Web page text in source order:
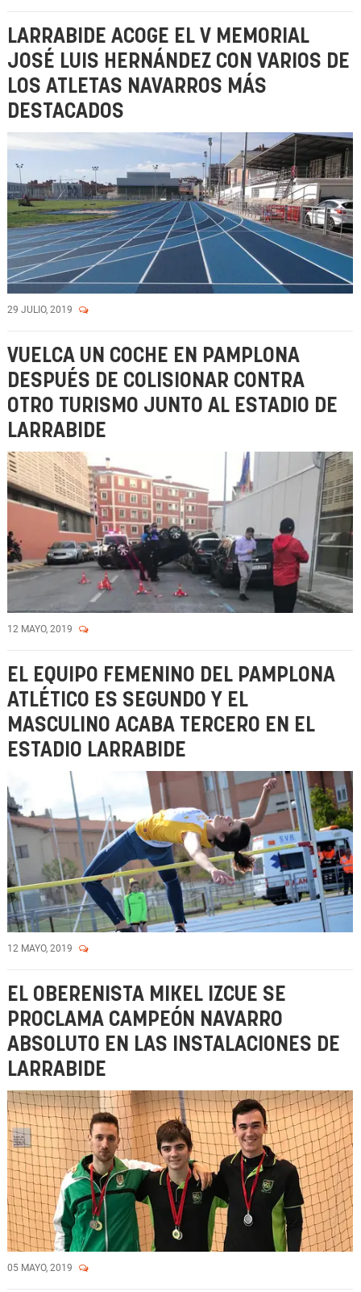
LARRABIDE ACOGE EL V MEMORIAL
JOSÉ LUIS HERNÁNDEZ CON VARIOS DE
LOS ATLETAS NAVARROS MÁS
DESTACADOS
29 JULIO, 2019
VUELCA UN COCHE EN PAMPLONA
DESPUÉS DE COLISIONAR CONTRA
OTRO TURISMO JUNTO AL ESTADIO DE
LARRABIDE
12 MAYO, 2019
EL EQUIPO FEMENINO DEL PAMPLONA
ATLÉTICO ES SEGUNDO Y EL
MASCULINO ACABA TERCERO EN EL
ESTADIO LARRABIDE
12 MAYO, 2019
EL OBERENISTA MIKEL IZCUE SE
PROCLAMA CAMPEÓN NAVARRO
ABSOLUTO EN LAS INSTALACIONES DE
LARRABIDE
05 MAYO, 2019